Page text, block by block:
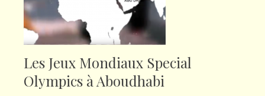
Les Jeux Mondiaux Special
Olympics à Aboudhabi